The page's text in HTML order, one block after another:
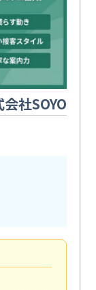
社SOYO